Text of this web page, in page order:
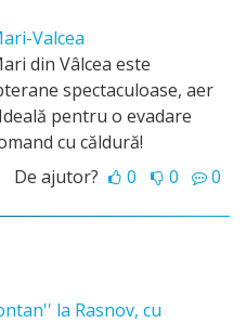
Valcea
din Vâlcea este
spectaculoase, aer
pentru o evadare
cu căldură!
De ajutor? 0 0 0
la Rasnov, cu